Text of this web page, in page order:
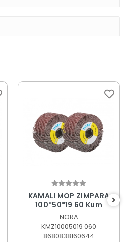
KAMALI MOP ZIMPARA
100*50*19 60 Kum
NORA
KMZ10005019 060
8680838160644